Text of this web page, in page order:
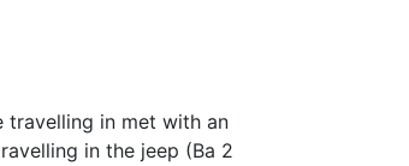
travelling in met with an
in the jeep (Ba 2